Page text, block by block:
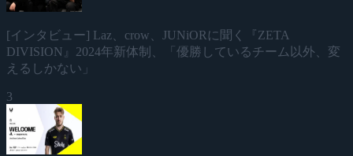
[インタビュー] Laz、crow、JUNiORに聞く『ZETA
DIVISION』2024年新体制、「優勝しているチーム以外、変
えるしかない」
3